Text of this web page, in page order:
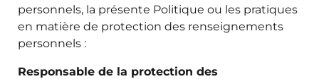
personnels, la présente Politique ou les pratiques
en matière de protection des renseignements
personnels :
Responsable de la protection des